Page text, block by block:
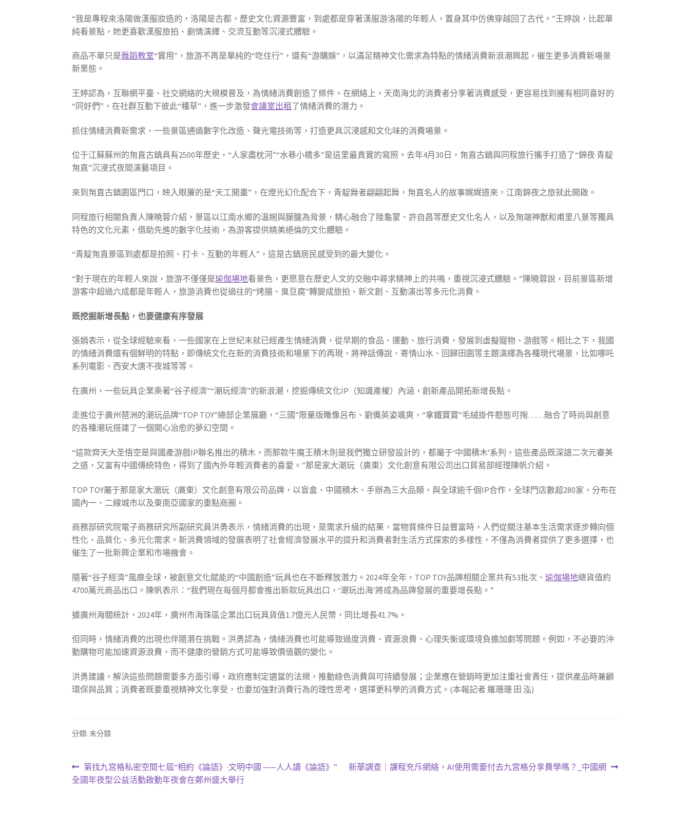
“我是專程來洛陽做漢服妝造的，洛陽是古都，歷史文化資源豐富，到處都是穿著漢服游洛陽的年輕人，置身其中仿佛穿越回了古代。”王婷說，比起單
純看景點，她更喜歡漢服旅拍、劇情演繹、交流互動等沉浸式體驗。
商品不單只是舞蹈教室“實用”，旅游不再是單純的“吃住行”，還有“游購娛”，以滿足精神文化需求為特點的情緒消費新浪潮興起，催生更多消費新場景
新業態。
王婷認為，互聯網平臺、社交網絡的大規模普及，為情緒消費創造了條件。在網絡上，天南海北的消費者分享著消費感受，更容易找到擁有相同喜好的
“同好們”，在社群互動下彼此“種草”，進一步激發會議室出租 了情緒消費的潛力。
抓住情緒消費新需求，一些景區通過數字化改造、聲光電技術等，打造更具沉浸感和文化味的消費場景。
位于江蘇蘇州的甪直古鎮具有2500年歷史，“人家盡枕河”“水巷小橋多”是這里最真實的寫照。去年4月30日，甪直古鎮與同程旅行攜手打造了“錦夜·青靛
甪直”沉浸式夜間演藝項目。
來到甪直古鎮園區門口，映入眼簾的是“天工開畫”，在燈光幻化配合下，青靛舞者翩翩起舞，甪直名人的故事娓娓道來，江南錦夜之旅就此開啟。
同程旅行相關負責人陳曉蓉介紹，景區以江南水鄉的溫婉與朦朧為背景，精心融合了陸龜蒙、許自昌等歷史文化名人，以及甪端神獸和甫里八景等獨具
特色的文化元素，借助先進的數字化技術，為游客提供精美絕倫的文化體驗。
“青靛甪直景區到處都是拍照、打卡、互動的年輕人”，這是古鎮居民感受到的最大變化。
“對于現在的年輕人來說，旅游不僅僅是瑜伽場地看景色，更愿意在歷史人文的交融中尋求精神上的共鳴，重視沉浸式體驗。”陳曉蓉說，目前景區新增
游客中超過六成都是年輕人，旅游消費也從過往的“烤腸、臭豆腐”轉變成旅拍、新文創、互動演出等多元化消費。
既挖掘新增長點，也要健康有序發展
張娟表示，從全球經驗來看，一些國家在上世紀末就已經產生情緒消費，從早期的食品、運動、旅行消費，發展到虛擬寵物、游戲等。相比之下，我國
的情緒消費還有個鮮明的特點，即傳統文化在新的消費技術和場景下的再現，將神話傳說、寄情山水、回歸田園等主題演繹為各種現代場景，比如哪吒
系列電影、西安大唐不夜城等等。
在廣州，一些玩具企業乘著“谷子經濟”“潮玩經濟”的新浪潮，挖掘傳統文化IP（知識產權）內涵，創新產品開拓新增長點。
走進位于廣州琶洲的潮玩品牌“TOP TOY”總部企業展廳，“三國”限量版雕像呂布、劉備英姿颯爽，“拿鐵寶寶”毛絨掛件憨態可掬……融合了時尚與創意
的各種潮玩搭建了一個開心治愈的夢幻空間。
“這款齊天大圣悟空是與國產游戲IP聯名推出的積木，而那款牛魔王積木則是我們獨立研發設計的，都屬于‘中國積木’系列，這些產品既深諳二次元審美
之道，又富有中國傳統特色，得到了國內外年輕消費者的喜愛。”那是家大潮玩（廣東）文化創意有限公司出口貿易部經理陳帆介紹。
TOP TOY屬于那是家大潮玩（廣東）文化創意有限公司品牌，以盲盒、中國積木、手辦為三大品類，與全球逾千個IP合作，全球門店數超280家，分布在
國內一、二線城市以及東南亞國家的重點商圈。
商務部研究院電子商務研究所副研究員洪勇表示，情緒消費的出現，是需求升級的結果，當物質條件日益豐富時，人們從關注基本生活需求逐步轉向個
性化、品質化、多元化需求。新消費領域的發展表明了社會經濟發展水平的提升和消費者對生活方式探索的多樣性，不僅為消費者提供了更多選擇，也
催生了一批新興企業和市場機會。
隨著“谷子經濟”風靡全球，被創意文化賦能的“中國創造”玩具也在不斷釋放潛力。2024年全年，TOP TOY品牌相關企業共有53批次、瑜伽場地總貨值約
4700萬元商品出口。陳帆表示：“我們現在每個月都會推出新款玩具出口，‘潮玩出海’將成為品牌發展的重要增長點。”
據廣州海關統計，2024年，廣州市海珠區企業出口玩具貨值1.7億元人民幣，同比增長41.7%。
但同時，情緒消費的出現也伴隨潛在挑戰。洪勇認為，情緒消費也可能導致過度消費、資源浪費、心理失衡或環境負擔加劇等問題。例如，不必要的沖
動購物可能加速資源浪費，而不健康的營銷方式可能導致價值觀的變化。
洪勇建議，解決這些問題需要多方面引導，政府應制定適當的法規，推動綠色消費與可持續發展；企業應在營銷時更加注重社會責任，提供產品時兼顧
環保與品質；消費者既要重視精神文化享受，也要加強對消費行為的理性思考，選擇更科學的消費方式。(本報記者 羅珊珊 田 泓)
分類: 未分類
文
章
上
一
第找九宮格私密空間七屆“相約《論語》·文明中國 ——人人讀《論語》”
全國年夜型公益活動啟動年夜會在鄭州盛大舉行
下
新華調查｜課程充斥網絡，AI使用需要付去九宮格分享費學嗎？_中國網